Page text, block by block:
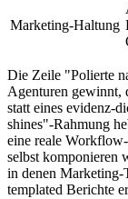
Marketing-Haltung
Die Zeile "Polierte
Agenturen gewinnt,
statt eines evidenz-
shines"-Rahmung
eine reale
selbst
in denen
templated Berichte